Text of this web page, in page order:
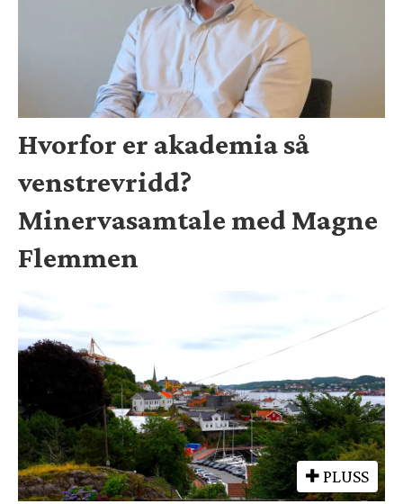
Hvorfor er akademia så
venstrevridd?
Minervasamtale med Magne
Flemmen
PLUSS